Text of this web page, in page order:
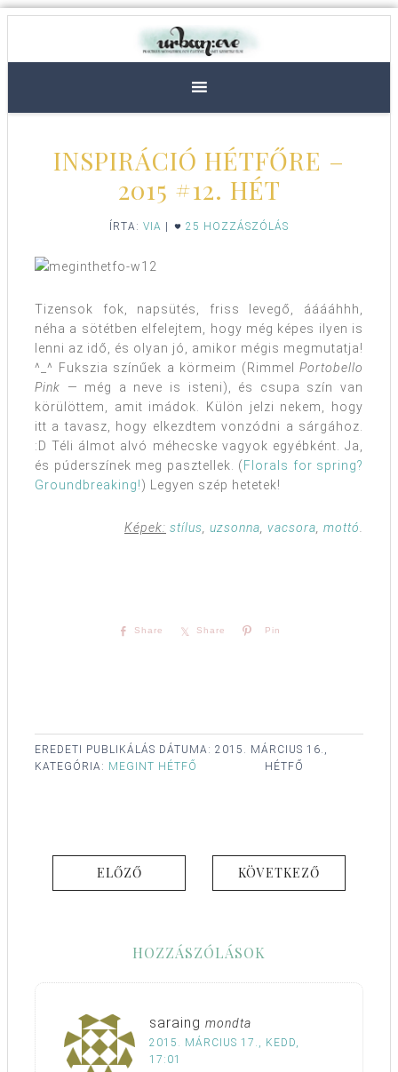
INSPIRÁCIÓ HÉTFŐRE –
2015 #12. HÉT
ÍRTA: VIA 25 HOZZÁSZÓLÁS
Tizensok fok, napsütés, friss levegő, ááááhhh,
néha a sötétben elfelejtem, hogy még képes ilyen is
lenni az idő, és olyan jó, amikor mégis megmutatja!
^_^ Fukszia színűek a körmeim (Rimmel Portobello
Pink — még a neve is isteni), és csupa szín van
körülöttem, amit imádok. Külön jelzi nekem, hogy
itt a tavasz, hogy elkezdtem vonzódni a sárgához.
:D Téli álmot alvó méhecske vagyok egyébként. Ja,
és púderszínek meg pasztellek. ( Florals for spring?
Groundbreaking!) Legyen szép hetetek!
Képek: stílus, uzsonna, vacsora, mottó.
Share Share Pin
EREDETI PUBLIKÁLÁS DÁTUMA: 2015. MÁRCIUS 16.,
HÉTFŐ
KATEGÓRIA: MEGINT HÉTFŐ
ELŐZŐ KÖVETKEZŐ
HOZZÁSZÓLÁSOK
saraing mondta
2015. MÁRCIUS 17., KEDD,
17:01